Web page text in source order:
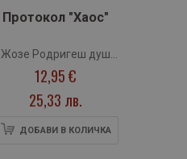
Протокол "Хаос"
Жозе Родригеш душ
Сантуш
12,95 €
25,33 лв.
ДОБАВИ В КОЛИЧКА